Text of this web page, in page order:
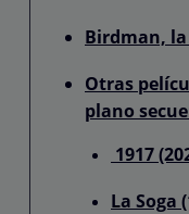
Birdman,
Otras
plano
1917
La Soga